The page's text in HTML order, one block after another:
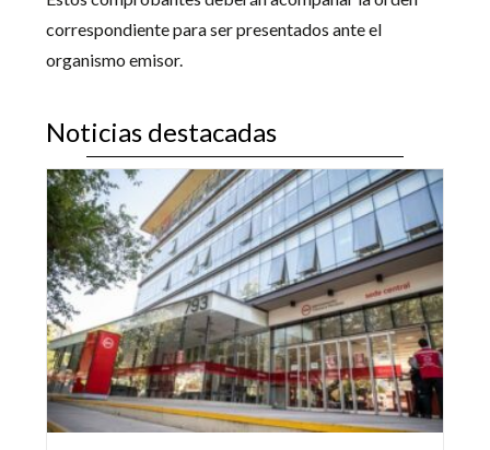
correspondiente para ser presentados ante el
organismo emisor.
Noticias destacadas